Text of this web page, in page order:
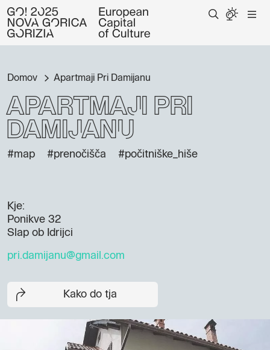
Domov Apartmaji Pri Damijanu
Apartmaji Pri
Damijanu
#map #prenočišča #počitniške_hiše
Kje:
Ponikve 32
Slap ob Idrijci
pri.damijanu@gmail.com
Kako do tja